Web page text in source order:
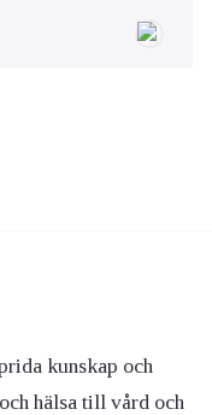
kunskap och
hälsa till vård och